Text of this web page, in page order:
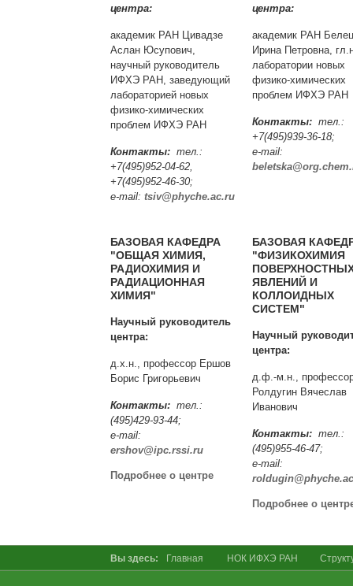
центра:
академик РАН Цивадзе
Аслан Юсупович,
научный руководитель
ИФХЭ РАН, заведующий
лабораторией новых
физико-химических
проблем ИФХЭ РАН
Контакты: тел.:
+7(495)952-04-62,
+7(495)952-46-30;
e-mail: tsiv@phyche.ac.ru
центра:
академик РАН
Ирина Петровна,
лаборатории новых
физико-химических
проблем ИФХЭ РАН
Контакты: тел.:
+7(495)939-36-18;
e-mail:
БАЗОВАЯ КАФЕДРА
"ОБЩАЯ ХИМИЯ,
РАДИОХИМИЯ И
РАДИАЦИОННАЯ
ХИМИЯ"
Научный руководитель
центра:
д.х.н., профессор Ершов
Борис Григорьевич
Контакты: тел.:
(495)429-93-44;
e-mail:
ershov@ipc.rssi.ru
Подробнее о центре
БАЗОВАЯ
"ФИЗИКОХИМИЯ
ЯВЛЕНИЙ И
КОЛЛОИДНЫХ
СИСТЕМ"
Научный
центра:
д.ф.-м.н.,
Ролдугин Вячеслав
Иванович
Контакты: тел.:
(495)955-46-47;
e-mail:
Подробнее о
Вы здесь: Главная НОК ИФХЭ РАН